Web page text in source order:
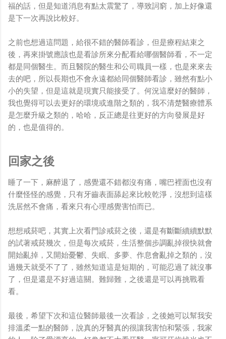
福的話，但是知道消息有點太震驚了，導致詞窮，加上好像還
是下一次再說比較好。
之前也想過這問題，給很不錯的醫師看診，但是療程結束之
後，再來掛號應該也是看診所來分配看給哪個醫師看，不一定
都是同個醫生。而且醫院的醫生和公司職員一樣，也是來來去
去的吧，所以長期也不會永遠都給同個醫師看診，雖然有點小
小的失望，但是這就是現實只能接受了。何況這麼好的醫師，
我也覺得可以去更好的環境或進階之類的，我不清楚醫療體系
是怎麼升級之類的，哈哈，反正總是往更好的方向發展是好
的，也是值得的。
回家之後
睡了一下，麻醉退了，感覺還不錯都沒有痛，嘴巴裡面也沒有
什麼怪怪的感覺，只有牙齒表面舔起來比較乾淨，沒想到這樣
洗居然不會痛，看來只有心理感覺害怕而已。
想想戒菸吧，其實上次看門診戒菸之後，還是有斷斷續續默默
的試著戒菸幾次，但是每次戒菸，生活整個步調亂掉很快就會
開始亂掉，又開始憂鬱、失眠、多夢、作息會亂掉之類的，沒
過幾天就受不了了，雖然知道這是短期的，可能忍過了就沒事
了，但是還是不好過這關。難歸難，之後還是可以再挑戰看
看。
最後，希望下次和這位醫師最後一次看診，之後她可以幫我安
排溫柔一點的醫師，說真的牙醫真的很讓我害怕和緊張，我家